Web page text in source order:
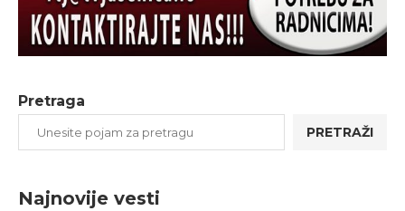
Pretraga
PRETRAŽI
Najnovije vesti